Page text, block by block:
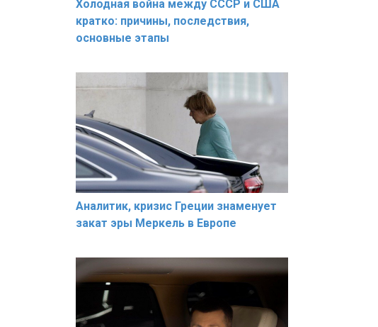
Холодная война между СССР и США
кратко: причины, последствия,
основные этапы
Аналитик, кризис Греции знаменует
закат эры Меркель в Европе